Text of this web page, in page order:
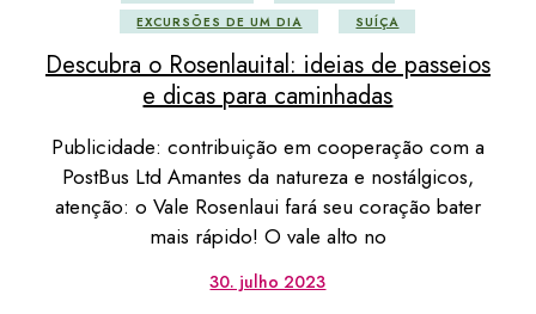
EXCURSÕES DE UM DIA
SUÍÇA
Descubra o Rosenlauital: ideias de passeios
e dicas para caminhadas
Publicidade: contribuição em cooperação com a
PostBus Ltd Amantes da natureza e nostálgicos,
atenção: o Vale Rosenlaui fará seu coração bater
mais rápido! O vale alto no
30. julho 2023